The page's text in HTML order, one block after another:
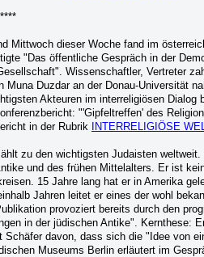
Mittwoch dieser Woche fand im
"Das öffentliche Gespräch in der
Wissenschaftler, Vertreter
Muna Duzdar an der Donau-Universität
Akteuren im interreligiösen
"'Gipfeltreffen' des
in der Rubrik
INTERRELIGIÖSE
zu den wichtigsten Judaisten
und des frühen Mittelalters. Er ist
15 Jahre lang hat er in Amerika
Jahren leitet er eines der wohl
provoziert bereits durch den
in der jüdischen Antike". Kernthese:
Schäfer davon, dass sich die "Idee von
Museums Berlin erläutert im